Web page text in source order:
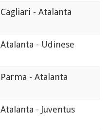
Cagliari - Atalanta
Atalanta - Udinese
Parma - Atalanta
Atalanta - Juventus